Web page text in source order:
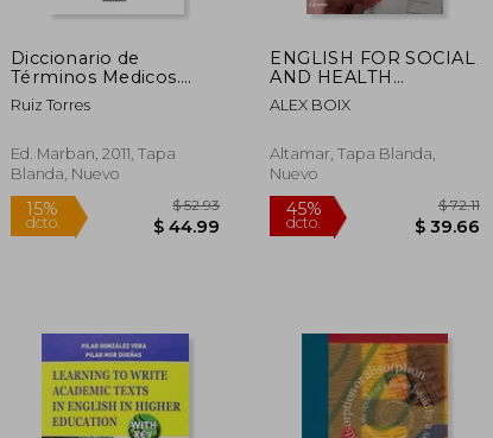
$ 58.90
Diccionario de
Términos Medicos.
Ingles-Español.
Español-Ingles
Ruiz Torres
Ed. Marban, 2011, Tapa
Blanda, Nuevo
15%
dcto.
$ 52.93
ENGLISH FOR SOCIAL
AND HEALTH
CARERES
ALEX BOIX
Altamar, Tapa Blanda,
Nuevo
45%
dcto.